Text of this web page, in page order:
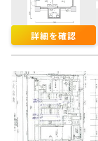
詳細を確認